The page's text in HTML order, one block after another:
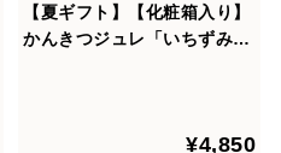
【夏ギフト】【化粧箱入り】
かんきつジュレ「いちずみ」
¥4,850